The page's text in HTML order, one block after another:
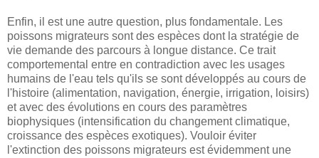
Enfin, il est une autre question, plus fondamentale. Les
poissons migrateurs sont des espèces dont la stratégie de
vie demande des parcours à longue distance. Ce trait
comportemental entre en contradiction avec les usages
humains de l'eau tels qu'ils se sont développés au cours de
l'histoire (alimentation, navigation, énergie, irrigation, loisirs)
et avec des évolutions en cours des paramètres
biophysiques (intensification du changement climatique,
croissance des espèces exotiques). Vouloir éviter
l'extinction des poissons migrateurs est évidemment une